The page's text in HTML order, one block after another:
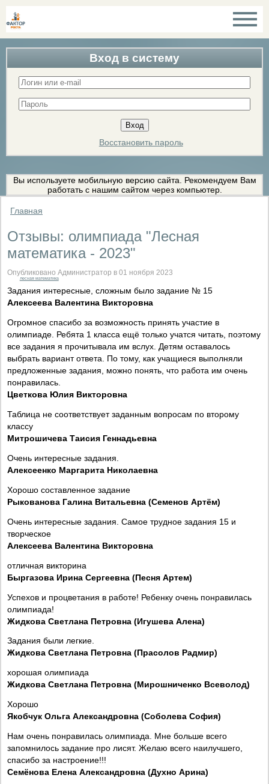
Вход в систему
Восстановить пароль
Вы используете мобильную версию сайта. Рекомендуем Вам
работать с нашим сайтом через компьютер.
Главная
Отзывы: олимпиада "Лесная
математика - 2023"
Опубликовано Администратор в 01 ноября 2023
лесная математика
Задания интересные, сложным было задание № 15
Алексеева Валентина Викторовна
Огромное спасибо за возможность принять участие в
олимпиаде. Ребята 1 класса ещё только учатся читать, поэтому
все задания я прочитывала им вслух. Детям оставалось
выбрать вариант ответа. По тому, как учащиеся выполняли
предложенные задания, можно понять, что работа им очень
понравилась.
Цветкова Юлия Викторовна
Таблица не соответствует заданным вопросам по второму
классу
Митрошичева Таисия Геннадьевна
Очень интересные задания.
Алексеенко Маргарита Николаевна
Хорошо составленное задание
Рыкованова Галина Витальевна (Семенов Артём)
Очень интересные задания. Самое трудное задания 15 и
творческое
Алексеева Валентина Викторовна
отличная викторина
Быргазова Ирина Сергеевна (Песня Артем)
Успехов и процветания в работе! Ребенку очень понравилась
олимпиада!
Жидкова Светлана Петровна (Игушева Алена)
Задания были легкие.
Жидкова Светлана Петровна (Прасолов Радмир)
хорошая олимпиада
Жидкова Светлана Петровна (Мирошниченко Всеволод)
Хорошо
Якобчук Ольга Александровна (Соболева София)
Нам очень понравилась олимпиада. Мне больше всего
запомнилось задание про лисят. Желаю всего наилучшего,
спасибо за настроение!!!
Семёнова Елена Александровна (Духно Арина)